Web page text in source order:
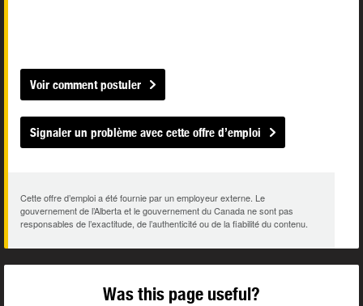
Voir comment postuler
Signaler un problème avec cette offre d’emploi
Cette offre d’emploi a été fournie par un employeur externe. Le
gouvernement de l’Alberta et le gouvernement du Canada ne sont pas
responsables de l’exactitude, de l’authenticité ou de la fiabilité du contenu.
Was this page useful?